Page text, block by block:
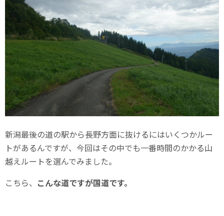
新潟最後の道の駅から長野方面に抜けるにはいくつかルー
トがあるんですが、今回はその中でも一番時間のかかる山
越えルートを選んでみました。
こちら、 こんな道ですが国道です。